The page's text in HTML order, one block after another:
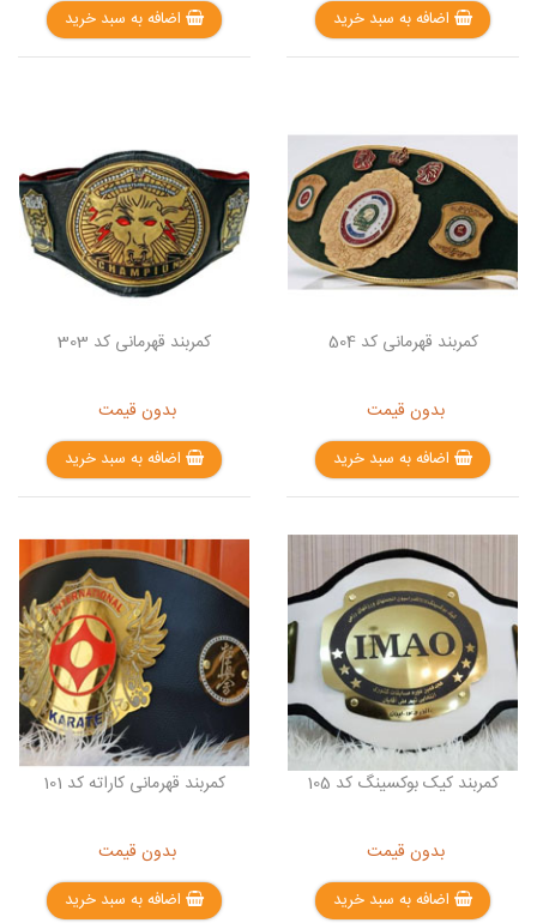
اضافه به سبد خرید اضافه به سبد خرید
کمربند قهرمانی کد 504
بدون قیمت
اضافه به سبد خرید
کمربند قهرمانی کد 303
بدون قیمت
اضافه به سبد خرید
کمربند کیک بوکسینگ کد 105
بدون قیمت
اضافه به سبد خرید
کمربند قهرمانی کاراته کد 101
بدون قیمت
اضافه به سبد خرید